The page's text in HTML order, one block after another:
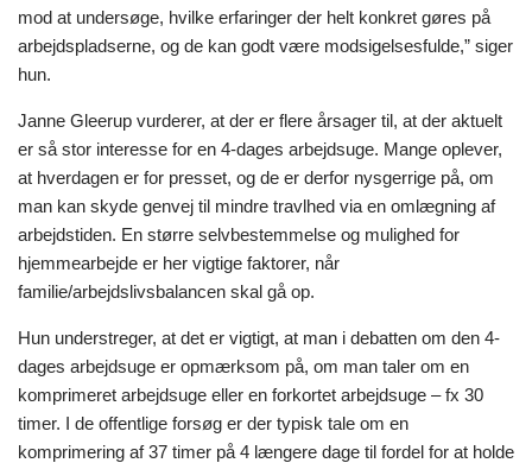
mod at undersøge, hvilke erfaringer der helt konkret gøres på
arbejdspladserne, og de kan godt være modsigelsesfulde,” siger
hun.
Janne Gleerup vurderer, at der er flere årsager til, at der aktuelt
er så stor interesse for en 4-dages arbejdsuge. Mange oplever,
at hverdagen er for presset, og de er derfor nysgerrige på, om
man kan skyde genvej til mindre travlhed via en omlægning af
arbejdstiden. En større selvbestemmelse og mulighed for
hjemmearbejde er her vigtige faktorer, når
familie/arbejdslivsbalancen skal gå op.
Hun understreger, at det er vigtigt, at man i debatten om den 4-
dages arbejdsuge er opmærksom på, om man taler om en
komprimeret arbejdsuge eller en forkortet arbejdsuge – fx 30
timer. I de offentlige forsøg er der typisk tale om en
komprimering af 37 timer på 4 længere dage til fordel for at holde